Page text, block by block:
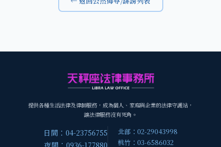
提供各種生活法律及律師服務，成為個人、家庭與企業的法律守護站，
讓法律服務沒有死角。
日間：04-23756755
夜間：0936-177880
北部：02-29043998
桃竹：03-6586032